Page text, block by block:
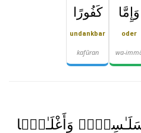
وَإِمَّا
oder
wa-
كَفُورًا
undankbar
kafūran
سَلَـٰسِلَا۟ وَأَغْلَـٰلًۭا